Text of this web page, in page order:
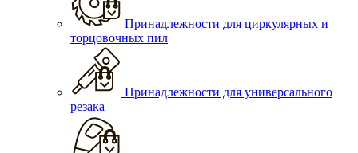
Принадлежности для циркулярных и
торцовочных пил
Принадлежности для универсального
резака